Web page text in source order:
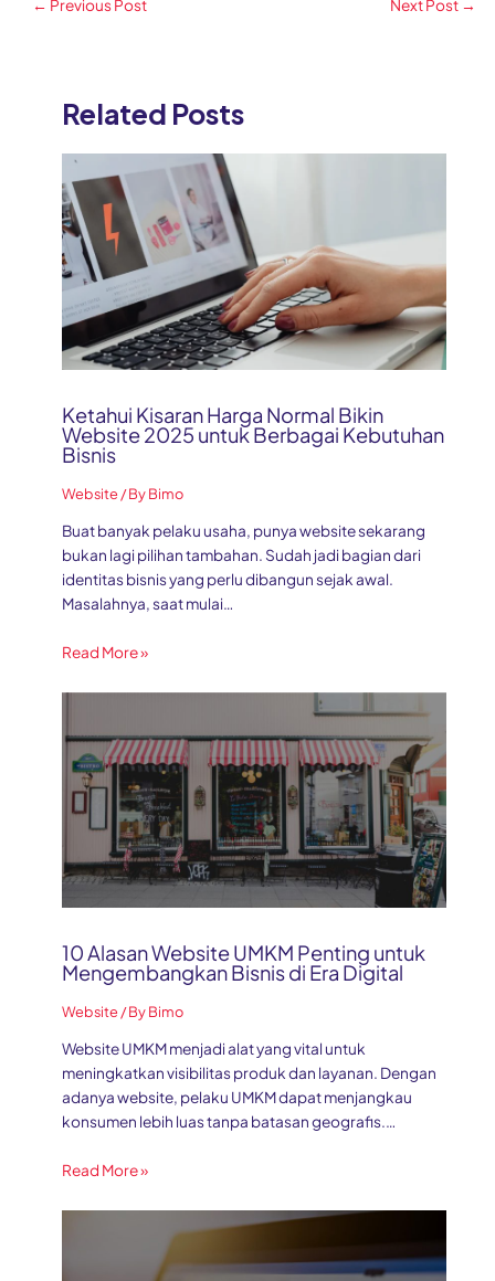
← Previous Post Next Post →
Related Posts
Ketahui Kisaran Harga Normal Bikin
Website 2025 untuk Berbagai Kebutuhan
Bisnis
Website/ ByBimo
Buat banyak pelaku usaha, punya website sekarang
bukan lagi pilihan tambahan. Sudah jadi bagian dari
identitas bisnis yang perlu dibangun sejak awal.
Masalahnya, saat mulai…
Read More »
10 Alasan Website UMKM Penting untuk
Mengembangkan Bisnis di Era Digital
Website/ ByBimo
Website UMKM menjadi alat yang vital untuk
meningkatkan visibilitas produk dan layanan. Dengan
adanya website, pelaku UMKM dapat menjangkau
konsumen lebih luas tanpa batasan geografis.…
Read More »